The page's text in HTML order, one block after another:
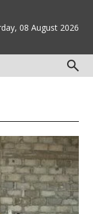
08 August 2026